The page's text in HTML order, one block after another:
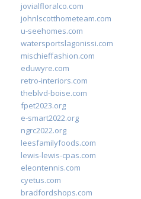
jovialfloralco.com
johnlscotthometeam.com
u-seehomes.com
watersportslagonissi.com
mischieffashion.com
eduwyre.com
retro-interiors.com
theblvd-boise.com
fpet2023.org
e-smart2022.org
ngrc2022.org
leesfamilyfoods.com
lewis-lewis-cpas.com
eleontennis.com
cyetus.com
bradfordshops.com